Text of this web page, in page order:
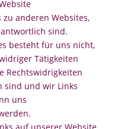
anderen Websites,
sind.
besteht für uns nicht,
Tätigkeiten
Rechtswidrigkeiten
sind und wir Links
uns